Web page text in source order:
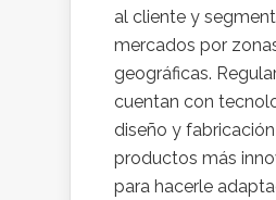
al cliente y
mercados por
geográficas.
cuentan con
diseño y
productos más
para hacerle